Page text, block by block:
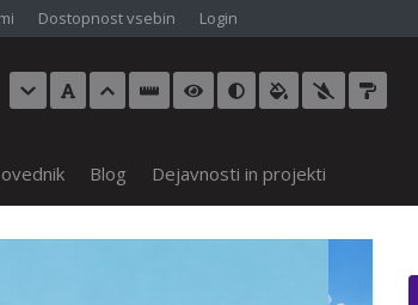
Dostopnost vsebin Login
Blog Dejavnosti in projekti